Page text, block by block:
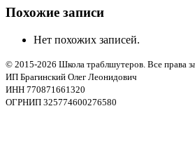
Похожие записи
Нет похожих записей.
© 2015-2026 Школа траблшутеров. Все права
ИП Брагинский Олег Леонидович
ИНН 770871661320
ОГРНИП 325774600276580